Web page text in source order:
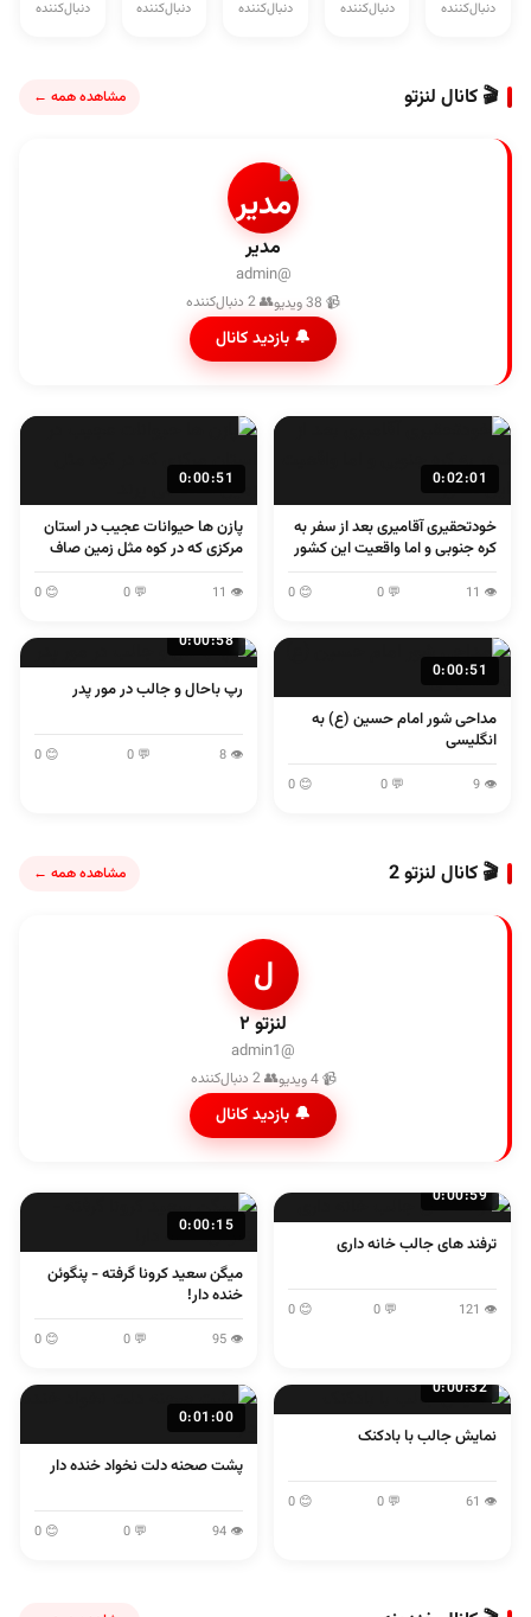
دنبال‌کننده دنبال‌کننده دنبال‌کننده دنبال‌کننده دنبال‌کننده
🎬 کانال لنزتو مشاهده همه ←
مدیر
@admin
📹 38 ویدیو 👥 2 دنبال‌کننده
🔔 بازدید کانال
0:02:01
خودتحقیری آقامیری بعد از سفر به
کره جنوبی و اما واقعیت این کشور
👁 11
💬 0
😊 0
0:00:51
پازن ها حیوانات عجیب در استان
مرکزی که در کوه مثل زمین صاف
👁 11
💬 0
😊 0
0:00:51
مداحی شور امام حسین (ع) به
انگلیسی
👁 9
💬 0
😊 0
0:00:58
رپ باحال و جالب در مور پدر
👁 8
💬 0
😊 0
🎬 کانال لنزتو 2 مشاهده همه ←
ل
لنزتو ۲
@admin1
📹 4 ویدیو 👥 2 دنبال‌کننده
🔔 بازدید کانال
0:00:59
ترفند های جالب خانه داری
👁 121
💬 0
😊 0
0:00:15
میگن سعید کرونا گرفته - پنگوئن
خنده دار!
👁 95
💬 0
😊 0
0:00:32
نمایش جالب با بادکنک
👁 61
💬 0
😊 0
0:01:00
پشت صحنه دلت نخواد خنده دار
👁 94
💬 0
😊 0